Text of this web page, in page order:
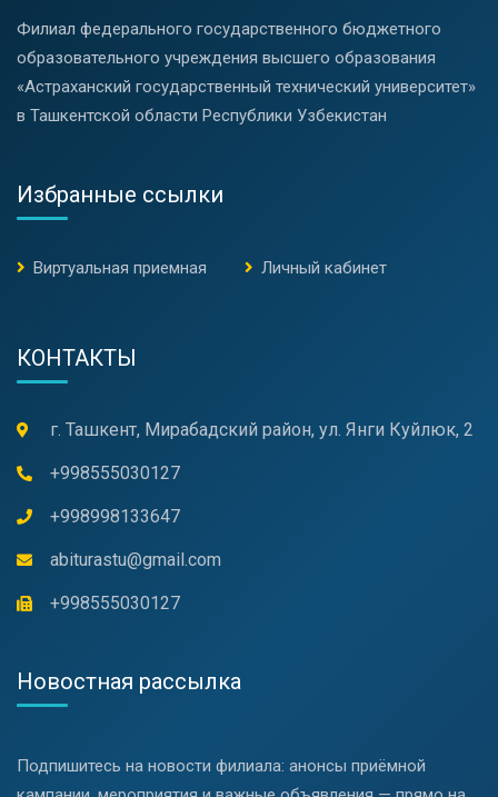
Филиал федерального государственного бюджетного
образовательного учреждения высшего образования
«Астраханский государственный технический университет»
в Ташкентской области Республики Узбекистан
Избранные ссылки
Виртуальная приемная Личный кабинет
КОНТАКТЫ
г. Ташкент, Мирабадский район, ул. Янги Куйлюк, 2
+998555030127
+998998133647
abiturastu@gmail.com
+998555030127
Новостная рассылка
Подпишитесь на новости филиала: анонсы приёмной